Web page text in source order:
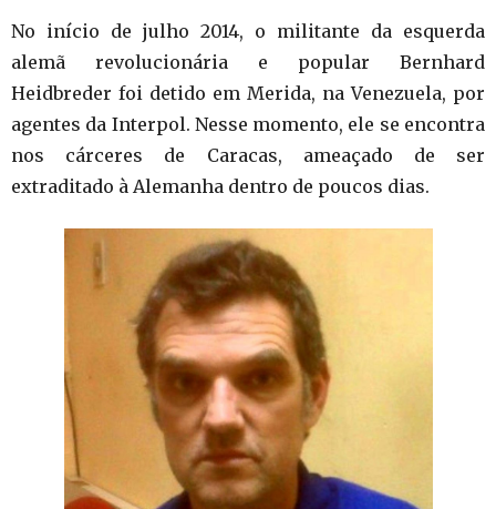
No início de julho 2014, o militante da esquerda
alemã revolucionária e popular Bernhard
Heidbreder foi detido em Merida, na Venezuela, por
agentes da Interpol. Nesse momento, ele se encontra
nos cárceres de Caracas, ameaçado de ser
extraditado à Alemanha dentro de poucos dias.